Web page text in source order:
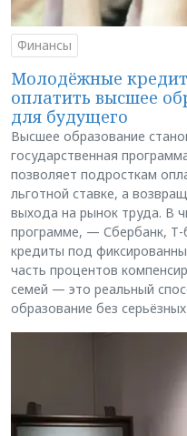
Финансы
Молодёжные
оплатить высшее
для будущего
Высшее образование
государственная
позволяет подросткам
льготной ставке, а
выхода на рынок труда. В
программе, — Сбербанк,
кредиты под
часть процентов
семей — это реальный
образование без